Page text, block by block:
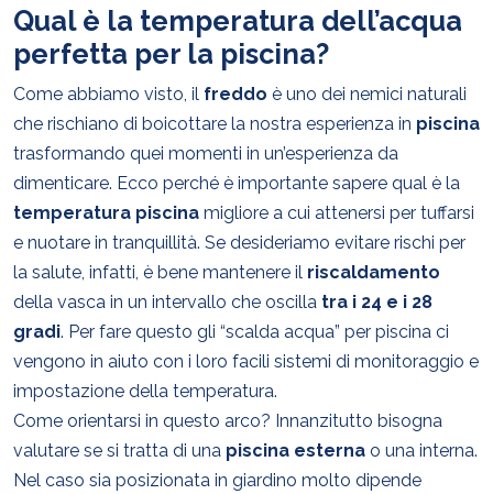
Qual è la temperatura dell’acqua
perfetta per la piscina?
Come abbiamo visto, il freddo è uno dei nemici naturali
che rischiano di boicottare la nostra esperienza in piscina
trasformando quei momenti in un’esperienza da
dimenticare. Ecco perché è importante sapere qual è la
temperatura piscina migliore a cui attenersi per tuffarsi
e nuotare in tranquillità. Se desideriamo evitare rischi per
la salute, infatti, è bene mantenere il riscaldamento
della vasca in un intervallo che oscilla tra i 24 e i 28
gradi. Per fare questo gli “scalda acqua” per piscina ci
vengono in aiuto con i loro facili sistemi di monitoraggio e
impostazione della temperatura.
Come orientarsi in questo arco? Innanzitutto bisogna
valutare se si tratta di una piscina esterna o una interna.
Nel caso sia posizionata in giardino molto dipende